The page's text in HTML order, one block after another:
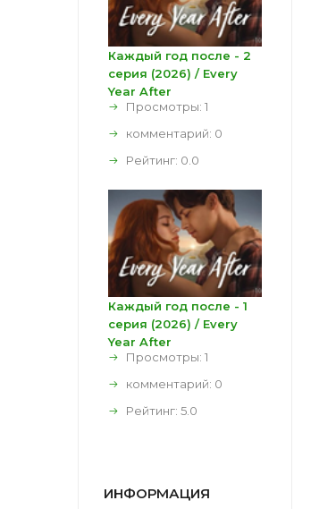
Каждый год после - 2
серия (2026) / Every
Year After
Просмотры: 1
комментарий: 0
Рейтинг: 0.0
Каждый год после - 1
серия (2026) / Every
Year After
Просмотры: 1
комментарий: 0
Рейтинг: 5.0
ИНФОРМАЦИЯ